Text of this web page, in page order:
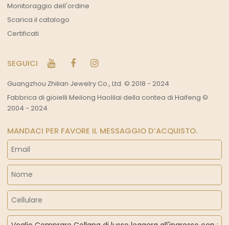
Monitoraggio dell'ordine
Scarica il catalogo
Certificati
SEGUICI
Guangzhou Zhilian Jewelry Co., Ltd. © 2018 - 2024
Fabbrica di gioielli Meilong Haolilai della contea di Haifeng ©
2004 - 2024
MANDACI PER FAVORE IL MESSAGGIO D’ACQUISTO.